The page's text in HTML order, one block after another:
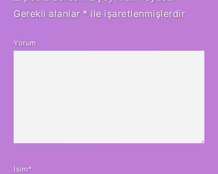
Gerekli alanlar * ile işaretlenmişlerdir
Yorum
İsim*